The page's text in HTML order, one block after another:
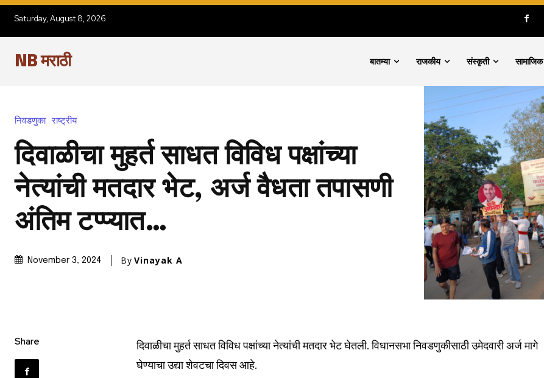
Join our community of
Saturday, August 8, 2026
NB मराठी बातम्या राजकीय संस्कृती सामाजिक
निवडणुका राष्ट्रीय
दिवाळीचा मुहर्त साधत विविध पक्षांच्या
नेत्यांची मतदार भेट, अर्ज वैधता तपासणी
अंतिम टप्प्यात…
November 3, 2024 By Vinayak A
Share
दिवाळीचा मुहर्त साधत विविध पक्षांच्या नेत्यांची मतदार भेट घेतली. विधानसभा निवडणुकीसाठी उमेदवारी अर्ज मागे
घेण्याचा उद्या शेवटचा दिवस आहे.